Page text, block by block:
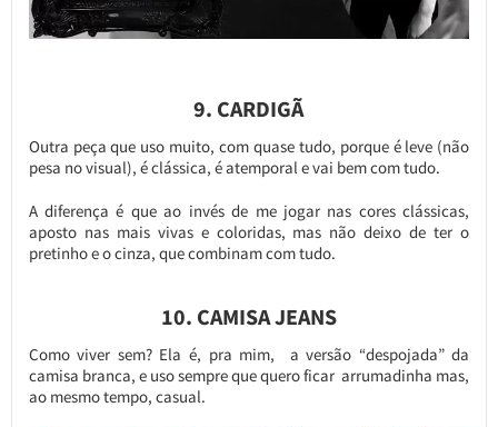
9. CARDIGÃ
Outra peça que uso muito, com quase tudo, porque é leve (não
pesa no visual), é clássica, é atemporal e vai bem com tudo.
A diferença é que ao invés de me jogar nas cores clássicas,
aposto nas mais vivas e coloridas, mas não deixo de ter o
pretinho e o cinza, que combinam com tudo.
10. CAMISA JEANS
Como viver sem? Ela é, pra mim, a versão “despojada” da
camisa branca, e uso sempre que quero ficar arrumadinha mas,
ao mesmo tempo, casual.